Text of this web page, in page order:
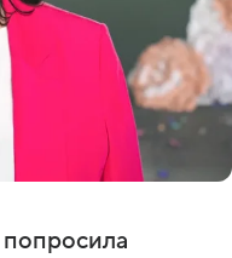
попросила